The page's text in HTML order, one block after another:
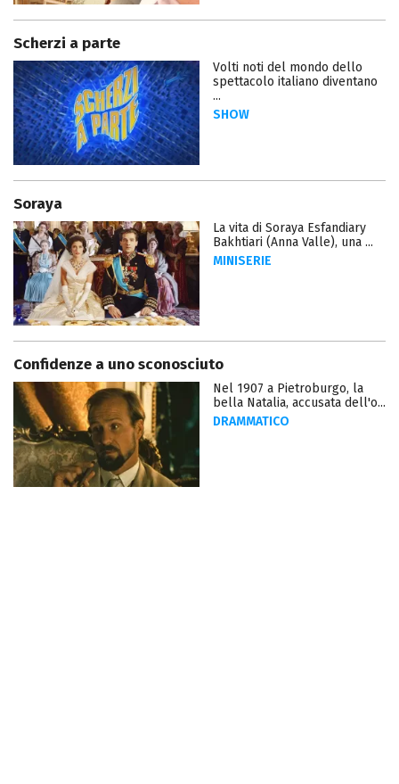
Scherzi a parte
Volti noti del mondo dello
spettacolo italiano diventano
...
SHOW
Soraya
La vita di Soraya Esfandiary
Bakhtiari (Anna Valle), una ...
MINISERIE
Confidenze a uno sconosciuto
Nel 1907 a Pietroburgo, la
bella Natalia, accusata dell'o...
DRAMMATICO